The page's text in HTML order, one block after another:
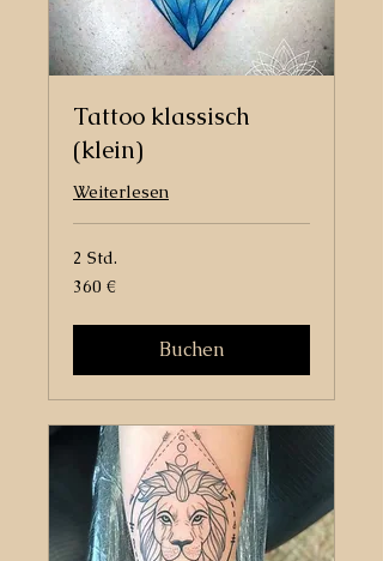
Tattoo klassisch
(klein)
Weiterlesen
2 Std.
360
Euro
360 €
Buchen